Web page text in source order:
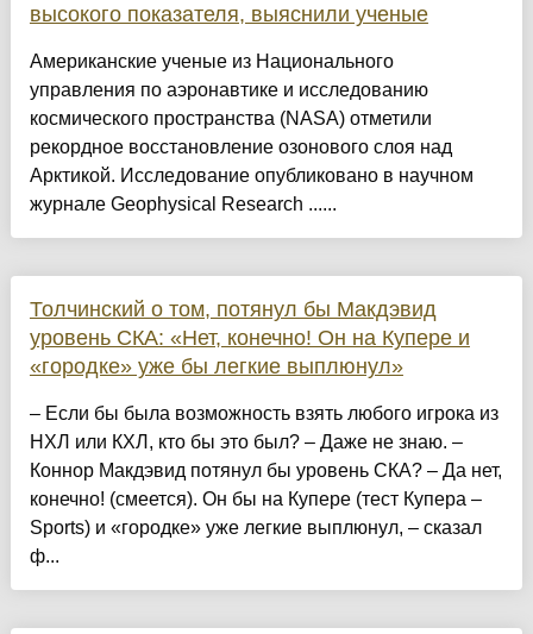
высокого показателя, выяснили ученые
Американские ученые из Национального
управления по аэронавтике и исследованию
космического пространства (NASA) отметили
рекордное восстановление озонового слоя над
Арктикой. Исследование опубликовано в научном
журнале Geophysical Research ......
Толчинский о том, потянул бы Макдэвид
уровень СКА: «Нет, конечно! Он на Купере и
«городке» уже бы легкие выплюнул»
– Если бы была возможность взять любого игрока из
НХЛ или КХЛ, кто бы это был? – Даже не знаю. –
Коннор Макдэвид потянул бы уровень СКА? – Да нет,
конечно! (смеется). Он бы на Купере (тест Купера –
Sports) и «городке» уже легкие выплюнул, – сказал
ф...